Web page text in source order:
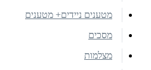
מטענים ניידים+ מטענים
מסכים
מצלמות